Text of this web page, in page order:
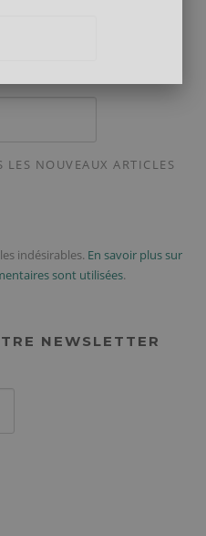
LES NOUVEAUX ARTICLES
indésirables. En savoir plus sur
sont utilisées.
NEWSLETTER